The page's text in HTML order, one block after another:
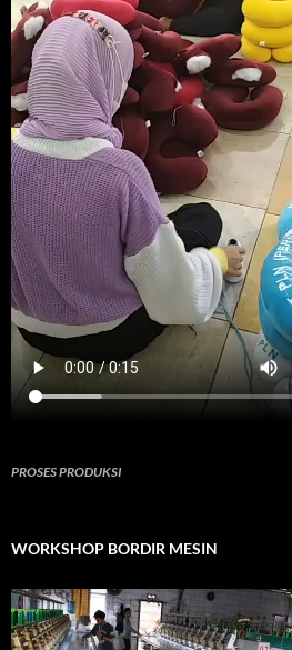
PROSES PRODUKSI
WORKSHOP BORDIR MESIN